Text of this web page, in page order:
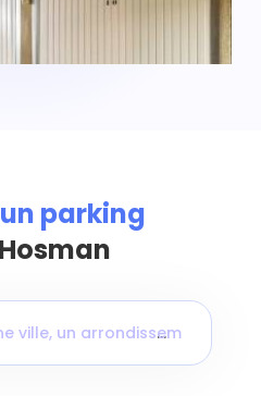
un parking
Rechercher une ville, un arrondissement